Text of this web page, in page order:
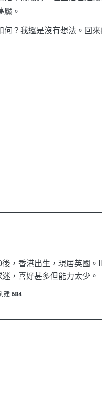
魘。
？我還是沒有想法。回
，香港出生，現居英國
，喜好甚多但能力太少。
建 684